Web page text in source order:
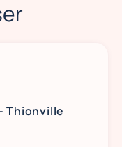
Thionville